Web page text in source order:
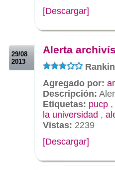
[Descargar]
29/08
2013
Alerta
Agregado por:
Descripción:
Etiquetas: pucp ,
la universidad ,
Vistas: 2239
[Descargar]